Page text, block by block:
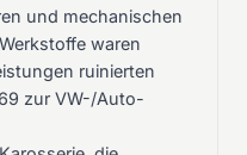
und mechanischen
waren
ruinierten
zur VW-/Auto-